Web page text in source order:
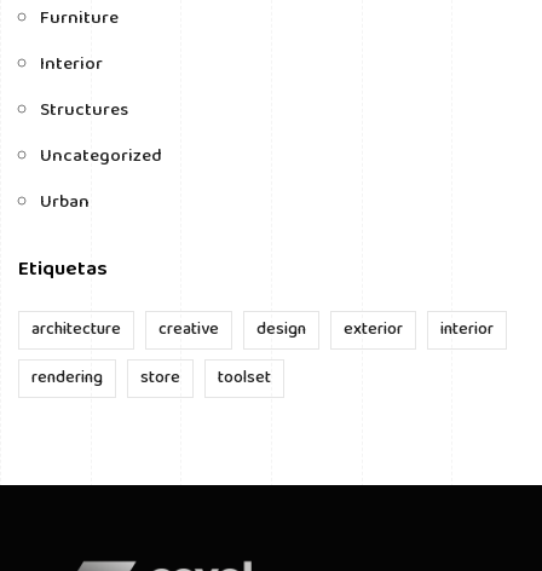
Furniture
Interior
Structures
Uncategorized
Urban
Etiquetas
architecture creative design exterior
interior
rendering
store toolset